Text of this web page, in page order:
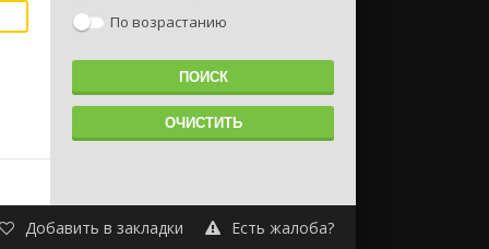
По возрастанию
Добавить в закладки Есть жалоба?